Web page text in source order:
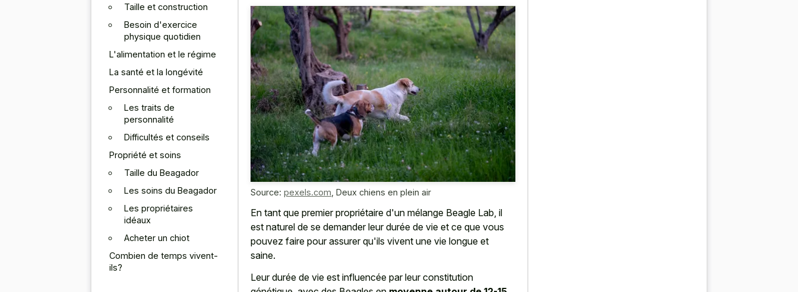
Taille et construction
Besoin d'exercice
physique quotidien
L'alimentation et le régime
La santé et la longévité
Personnalité et formation
Les traits de
personnalité
Difficultés et conseils
Propriété et soins
Taille du Beagador
Les soins du Beagador
Les propriétaires
idéaux
Acheter un chiot
Combien de temps vivent-
ils?
Source: pexels.com Deux chiens en plein air
En tant que premier propriétaire d'un mélange Beagle Lab, il
est naturel de se demander leur durée de vie et ce que vous
pouvez faire pour assurer qu'ils vivent une vie longue et
saine.
Leur durée de vie est influencée par leur constitution